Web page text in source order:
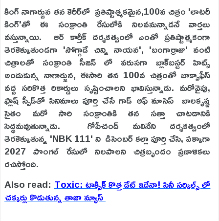
కింగ్ నాగార్జున తన కెరీర్‌లో ప్రతిష్టాత్మకమైన,100వ చిత్రం 'లాటరీ
కింగ్'తో ఈ సంక్రాంతి రేసులోకి నిలవనున్నాడనే వార్తలు
వస్తున్నాయి. ఆర్ కార్తీక్ దర్శకత్వంలో ఎంతో ప్రతిష్టాత్మకంగా
తెరకెక్కుతుండగా 'సోగ్గాడే చిన్ని నాయన', 'బంగార్రాజు' వంటి
చిత్రాలతో సంక్రాంతి సీజన్ లో వరుసగా బ్లాక్‌బస్టర్ హిట్స్
అందుకున్న నాగార్జున, ఈసారి తన 100వ చిత్రంతో బాక్సాఫీస్
వద్ద సరికొత్త రికార్డులు సృష్టించాలని భావిస్తున్నాడు. మరోవైపు,
ఫ్లాష్ స్పీడ్‌తో సినిమాలు పూర్తి చేసే గాడ్ ఆఫ్ మాసెస్ బాలకృష్ణ
సైతం మరో సారి సంక్రాంతికి తన సత్తా చాటడానికి
సిద్ధమవుతున్నాడు. గోపీచంద్ మలినేని దర్శకత్వంలో
తెరకెక్కుతున్న 'NBK 111' ని డిసెంబర్ కల్లా పూర్తి చేసి, పక్కాగా
2027 పొంగల్ రేసులో నిలపాలని చిత్రబృందం ప్రణాళికలు
రచిస్తోంది.
Also read:Toxic: టాక్సిక్ కొత్త డేట్ ఇదేనా! సినీ సర్కిల్స్ లో
చక్కర్లు కొడుతున్న తాజా న్యూస్